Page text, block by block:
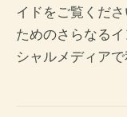
イドをご覧くだ
ためのさらなる
シャルメディア